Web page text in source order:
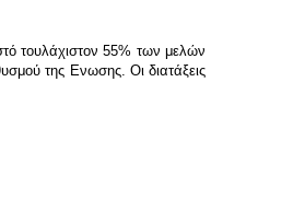
τουλάχιστον 55% των μελών
της Ενωσης. Οι διατάξεις